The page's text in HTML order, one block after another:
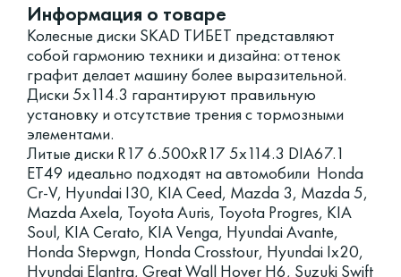
Информация о товаре
Колесные диски SKAD ТИБЕТ представляют
собой гармонию техники и дизайна: оттенок
графит делает машину более выразительной.
Диски 5x114.3 гарантируют правильную
установку и отсутствие трения с тормозными
элементами.
Литые диски R17 6.500xR17 5x114.3 DIA67.1
ET49 идеально подходят на автомобили Honda
Cr-V, Hyundai I30, KIA Ceed, Mazda 3, Mazda 5,
Mazda Axela, Toyota Auris, Toyota Progres, KIA
Soul, KIA Cerato, KIA Venga, Hyundai Avante,
Honda Stepwgn, Honda Crosstour, Hyundai Ix20,
Hyundai Elantra, Great Wall Hover H6, Suzuki Swift